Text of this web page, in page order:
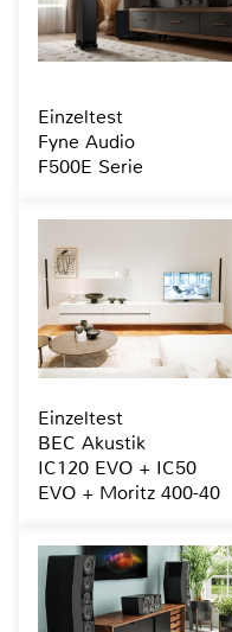
Einzeltest
Fyne Audio
F500E Serie
Einzeltest
BEC Akustik
IC120 EVO + IC50
EVO + Moritz 400-40